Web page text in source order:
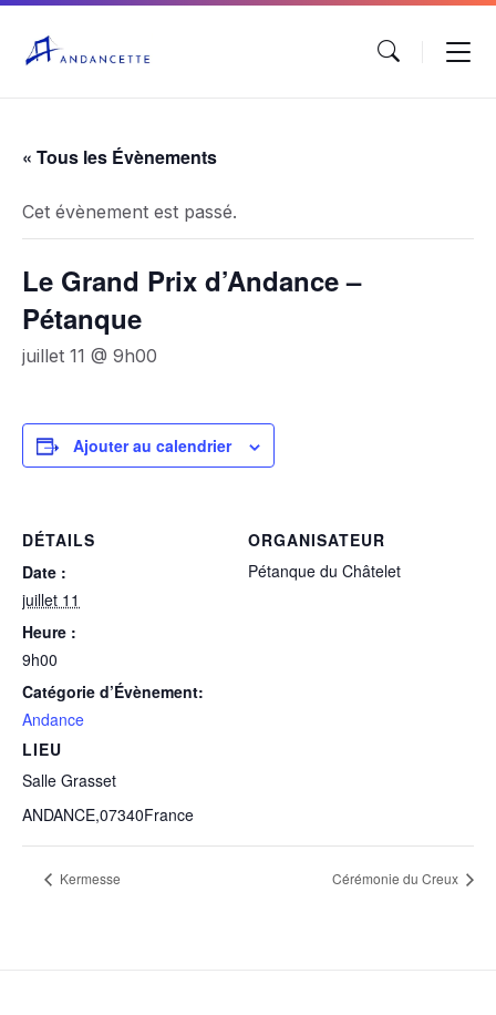
« Tous les Évènements
Cet évènement est passé.
Le Grand Prix d’Andance –
Pétanque
juillet 11 @ 9h00
Ajouter au calendrier
DÉTAILS
Date :
juillet 11
Heure :
9h00
Catégorie d’Évènement:
Andance
LIEU
Salle Grasset
ANDANCE,07340France
ORGANISATEUR
Pétanque du Châtelet
Kermesse Cérémonie du Creux